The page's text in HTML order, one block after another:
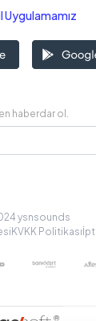
Uygulamamız
haberdar ol.
ysnsounds
KVKK Politikası